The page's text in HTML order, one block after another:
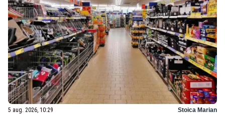
5 aug. 2026, 10:29 Stoica Marian